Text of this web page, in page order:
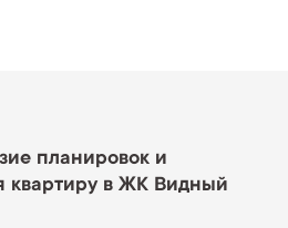
планировок и
квартиру в ЖК Видный